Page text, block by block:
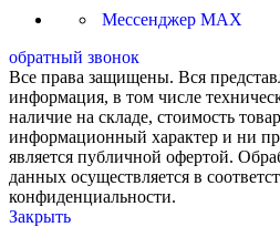
Мессенджер MAX
обратный звонок
Все права защищены. Вся
информация, в том числе
наличие на складе, стоимость
информационный характер и ни
является публичной офертой.
данных осуществляется в
конфиденциальности.
Закрыть